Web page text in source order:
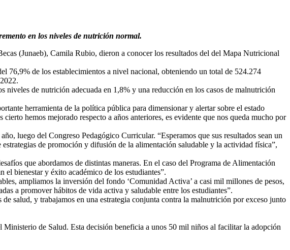
en los niveles de nutrición normal.
(Junaeb), Camila Rubio, dieron a conocer los resultados del del Mapa Nutricional
76,9% de los establecimientos a nivel nacional, obteniendo un total de 524.274
niveles de nutrición adecuada en 1,8% y una reducción en los casos de malnutrición
herramienta de la política pública para dimensionar y alertar sobre el estado
hemos mejorado respecto a años anteriores, es evidente que nos queda mucho por
luego del Congreso Pedagógico Curricular. “Esperamos que sus resultados sean un
de promoción y difusión de la alimentación saludable y la actividad física”,
que abordamos de distintas maneras. En el caso del Programa de Alimentación
el bienestar y éxito académico de los estudiantes”.
ampliamos la inversión del fondo ‘Comunidad Activa’ a casi mil millones de pesos,
a promover hábitos de vida activa y saludable entre los estudiantes”.
salud, y trabajamos en una estrategia conjunta contra la malnutrición por exceso junto
Ministerio de Salud. Esta decisión beneficia a unos 50 mil niños al facilitar la adopción